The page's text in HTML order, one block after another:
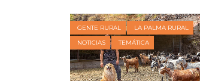
GENTE RURAL
LA PALMA RURAL
NOTICIAS
TEMÁTICA